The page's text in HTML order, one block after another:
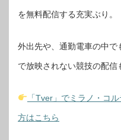
を無料配信する充実ぶり。
外出先や、通勤電車の中
で放映されない競技の配信
「Tver」でミラノ・コ
方はこちら